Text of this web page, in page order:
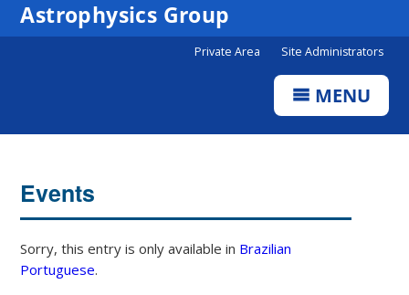
Astrophysics Group
Private Area Site Administrators
MENU
Events
Sorry, this entry is only available in Brazilian
Portuguese.